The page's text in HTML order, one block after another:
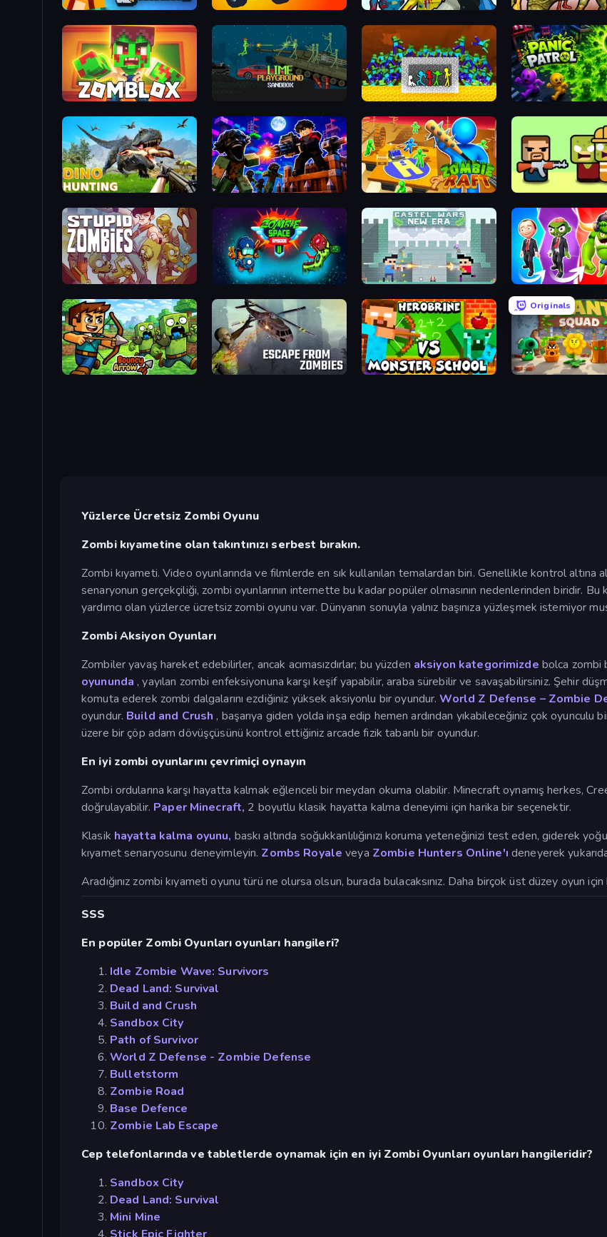
Lurkers.io Mini-Caps: Arena Zombies Shooter Monster Shooter
Zomblox Stick Fighter vs Zombies Panic Patrol
Dino Hunting Jurassic World Base Obby: Zombie Defense Zombie Raft Zombie Horde: Build &
Stupid Zombies Zombie Space Episode 2 Castle Wars: New Era Infection Town of
Bouncy Arrow Escape from Zombies Herobrine vs Monster School
Originals
Plant Squad
Yüzlerce Ücretsiz Zombi Oyunu
Zombi kıyametine olan takıntınızı serbest bırakın.
Zombi kıyameti. Video oyunlarında ve filmlerde en sık kullanılan temalardan biri. Genellikle kontrol altına
senaryonun gerçekçiliği, zombi oyunlarının internette bu kadar popüler olmasının nedenlerinden biridir.
yardımcı olan yüzlerce ücretsiz zombi oyunu var. Dünyanın sonuyla yalnız başınıza yüzleşmek istemiyor
Zombi Aksiyon Oyunları
Zombiler yavaş hareket edebilirler, ancak acımasızdırlar; bu yüzden aksiyon kategorimizde bolca zombi
oyununda , yayılan zombi enfeksiyonuna karşı keşif yapabilir, araba sürebilir ve savaşabilirsiniz. Şehir
komuta ederek zombi dalgalarını ezdiğiniz yüksek aksiyonlu bir oyundur.World Z Defense – Zombie
oyundur. Build and Crush , başarıya giden yolda inşa edip hemen ardından yıkabileceğiniz çok oyunculu
üzere bir çöp adam dövüşçüsünü kontrol ettiğiniz arcade fizik tabanlı bir oyundur.
En iyi zombi oyunlarını çevrimiçi oynayın
Zombi ordularına karşı hayatta kalmak eğlenceli bir meydan okuma olabilir. Minecraft oynamış herkes,
doğrulayabilir. Paper Minecraft, 2 boyutlu klasik hayatta kalma deneyimi için harika bir seçenektir.
Klasik hayatta kalma oyunu, baskı altında soğukkanlılığınızı koruma yeteneğinizi test eden, giderek
kıyamet senaryosunu deneyimleyin. Zombs Royale veya Zombie Hunters Online'ı deneyerek
Aradığınız zombi kıyameti oyunu türü ne olursa olsun, burada bulacaksınız. Daha birçok üst düzey oyun
SSS
En popüler Zombi Oyunları oyunları hangileri?
Idle Zombie Wave: Survivors
Dead Land: Survival
Build and Crush
Sandbox City
Path of Survivor
World Z Defense - Zombie Defense
Bulletstorm
Zombie Road
Base Defence
Zombie Lab Escape
Cep telefonlarında ve tabletlerde oynamak için en iyi Zombi Oyunları oyunları hangileridir?
Sandbox City
Dead Land: Survival
Mini Mine